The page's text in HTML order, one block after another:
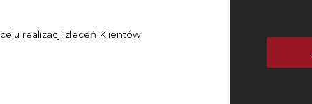
realizacji zleceń Klientów